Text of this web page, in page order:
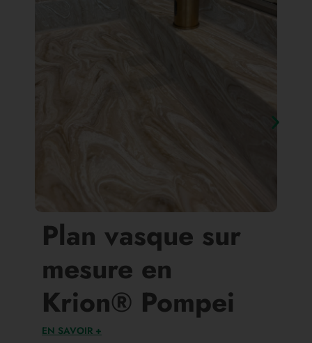
Plan vasque sur
mesure en
Krion® Pompei
EN SAVOIR +